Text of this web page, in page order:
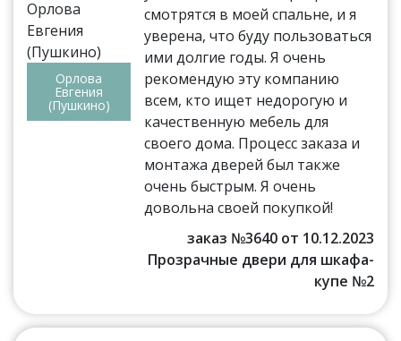
Орлова
Евгения
(Пушкино)
смотрятся в моей спальне, и я
уверена, что буду пользоваться
ими долгие годы. Я очень
рекомендую эту компанию
всем, кто ищет недорогую и
качественную мебель для
своего дома. Процесс заказа и
монтажа дверей был также
очень быстрым. Я очень
довольна своей покупкой!
заказ №3640 от 10.12.2023
Прозрачные двери для шкафа-
купе №2